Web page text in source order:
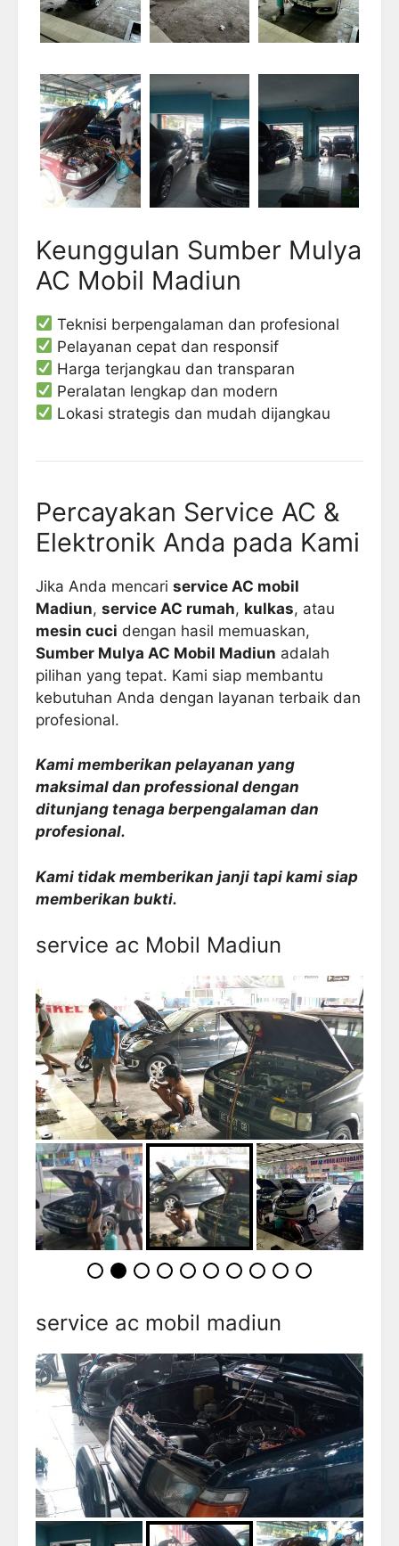
Keunggulan Sumber Mulya
AC Mobil Madiun
Teknisi berpengalaman dan profesional
Pelayanan cepat dan responsif
Harga terjangkau dan transparan
Peralatan lengkap dan modern
Lokasi strategis dan mudah dijangkau
Percayakan Service AC &
Elektronik Anda pada Kami
Jika Anda mencari service AC mobil
Madiun, service AC rumah, kulkas, atau
mesin cuci dengan hasil memuaskan,
Sumber Mulya AC Mobil Madiun adalah
pilihan yang tepat. Kami siap membantu
kebutuhan Anda dengan layanan terbaik dan
profesional.
Kami memberikan pelayanan yang
maksimal dan professional dengan
ditunjang tenaga berpengalaman dan
profesional.
Kami tidak memberikan janji tapi kami siap
memberikan bukti.
service ac Mobil Madiun
service ac mobil madiun